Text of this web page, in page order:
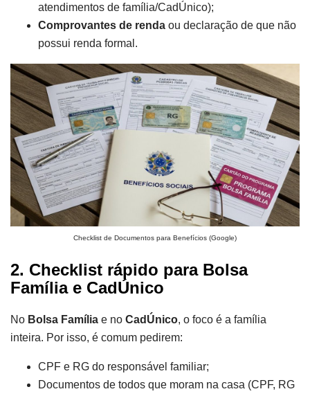
atendimentos de família/CadÚnico);
Comprovantes de renda ou declaração de que não
possui renda formal.
Checklist de Documentos para Benefícios (Google)
2. Checklist rápido para Bolsa
Família e CadÚnico
No Bolsa Família e no CadÚnico, o foco é a família
inteira. Por isso, é comum pedirem:
CPF e RG do responsável familiar;
Documentos de todos que moram na casa (CPF, RG